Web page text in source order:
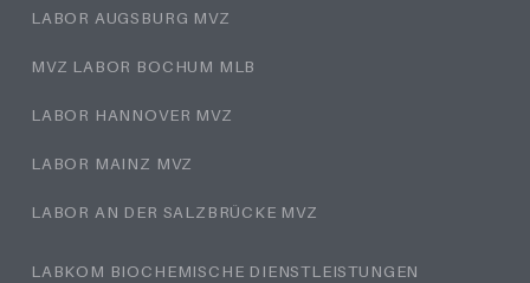
LABOR AUGSBURG MVZ
MVZ LABOR BOCHUM MLB
LABOR HANNOVER MVZ
LABOR MAINZ MVZ
LABOR AN DER SALZBRÜCKE MVZ
LABKOM BIOCHEMISCHE DIENSTLEISTUNGEN